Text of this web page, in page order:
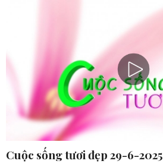
Cuộc sống tươi đẹp 29-6-2025